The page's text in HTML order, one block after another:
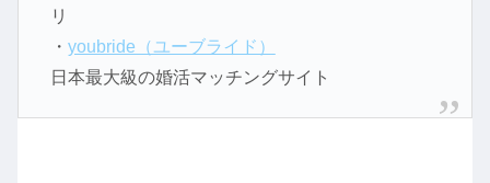
リ
・ youbride（ユーブライド）
日本最大級の婚活マッチングサイト